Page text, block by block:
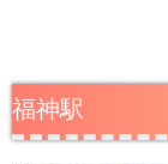
福神駅